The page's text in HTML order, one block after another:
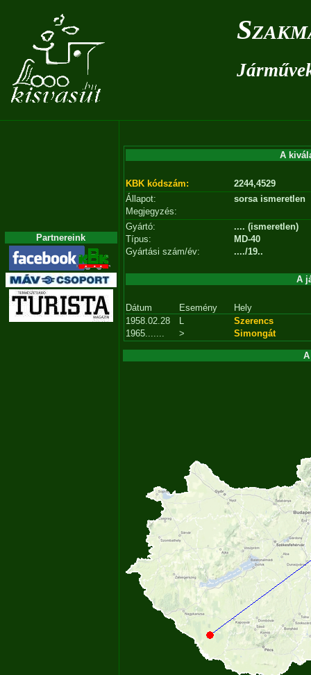
Partnereink
A
KBK kódszám:
2244,4529
Állapot:
sorsa ismeretlen
Megjegyzés:
Gyártó:
.... (ismeretlen)
Típus:
MD-40
Gyártási szám/év:
..../19..
A
Dátum Esemény
Hely
1958.02.28
L
Szerencs
1965.......
> Simongát